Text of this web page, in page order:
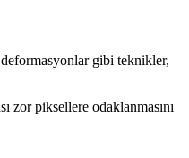
gibi teknikler,
zor piksellere odaklanmasını